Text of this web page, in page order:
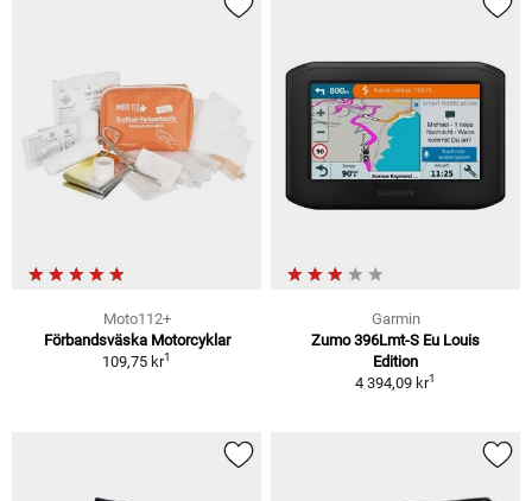
Moto112+
Förbandsväska Motorcyklar
109,75 kr1
Garmin
Zumo 396Lmt-S Eu Louis
Edition
4 394,09 kr1